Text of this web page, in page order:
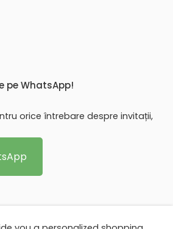
pe WhatsApp!
orice întrebare despre invitații,